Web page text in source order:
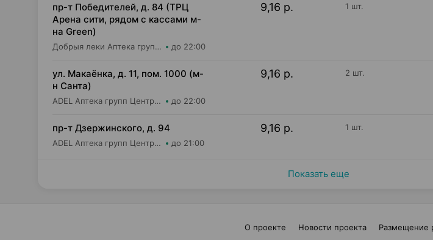
пр-т Победителей, д. 84 (ТРЦ
Арена сити, рядом с кассами м-
на Green)
Добрыя леки Аптека групп Центр ООО Аптека №72 до 22:00
9,16 р. 1 шт.
ул. Макаёнка, д. 11, пом. 1000 (м-
н Санта)
ADEL Аптека групп Центр ООО Аптека №71 до 22:00
9,16 р. 2 шт.
пр-т Дзержинского, д. 94
ADEL Аптека групп Центр ООО Аптека №94 до 21:00
9,16 р. 1 шт.
Показать еще
О проекте Новости проекта
Размещение